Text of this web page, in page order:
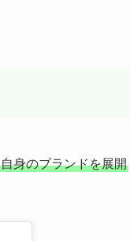
自身のブランドを展開